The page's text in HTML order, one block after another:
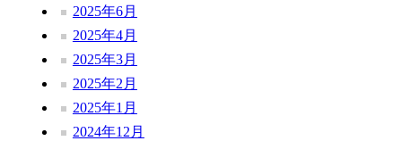
2025年6月
2025年4月
2025年3月
2025年2月
2025年1月
2024年12月